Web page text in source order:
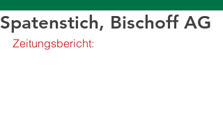
Spatenstich, Bischoff AG
Zeitungsbericht: